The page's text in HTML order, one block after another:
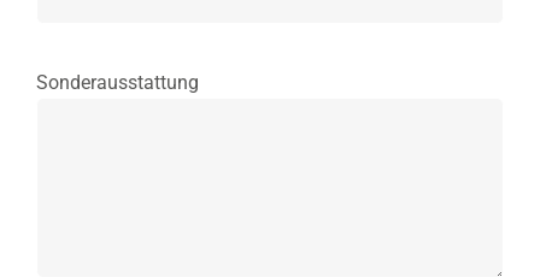
Sonderausstattung